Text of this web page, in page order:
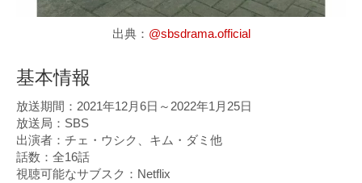
出典： @sbsdrama.official
基本情報
放送期間：2021年12月6日～2022年1月25日
放送局：SBS
出演者：チェ・ウシク、キム・ダミ他
話数：全16話
視聴可能なサブスク：Netflix